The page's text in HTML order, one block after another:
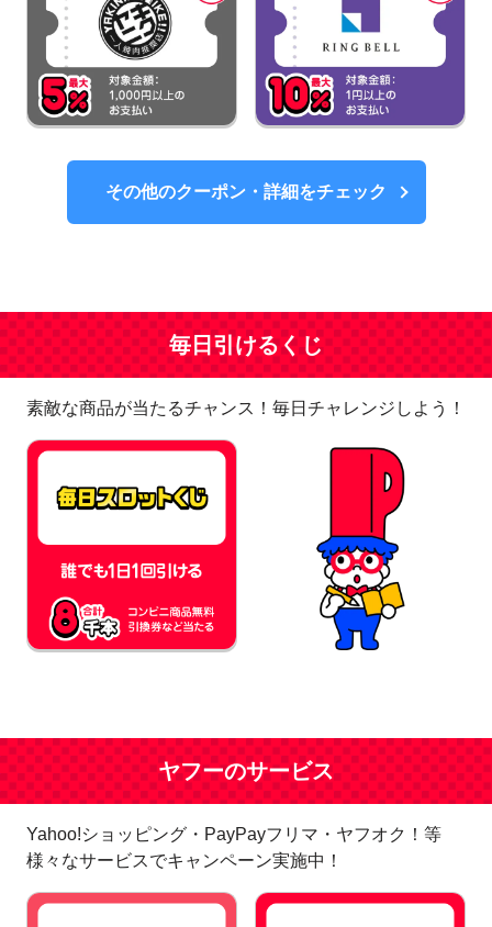
その他のクーポン・詳細をチェック
毎日引けるくじ
素敵な商品が当たるチャンス！毎日チャレンジしよう！
ヤフーのサービス
Yahoo!ショッピング・PayPayフリマ・ヤフオク！等
様々なサービスでキャンペーン実施中！